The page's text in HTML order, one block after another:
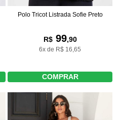
Polo Tricot Listrada Sofie Preto
R$99,90
6x de R$ 16,65
COMPRAR